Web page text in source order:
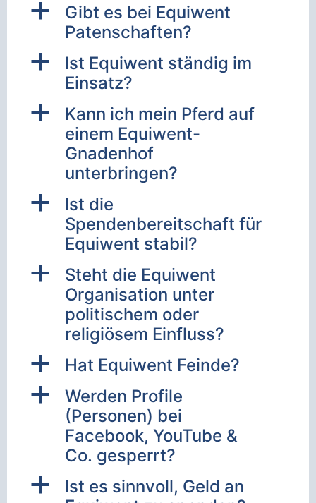
a
Gibt es bei Equiwent
Patenschaften?
a
Ist Equiwent ständig im
Einsatz?
a
Kann ich mein Pferd auf
einem Equiwent-
Gnadenhof
unterbringen?
a
Ist die
Spendenbereitschaft für
Equiwent stabil?
a
Steht die Equiwent
Organisation unter
politischem oder
religiösem Einfluss?
a Hat Equiwent Feinde?
a
Werden Profile
(Personen) bei
Facebook, YouTube &
Co. gesperrt?
a
Ist es sinnvoll, Geld an